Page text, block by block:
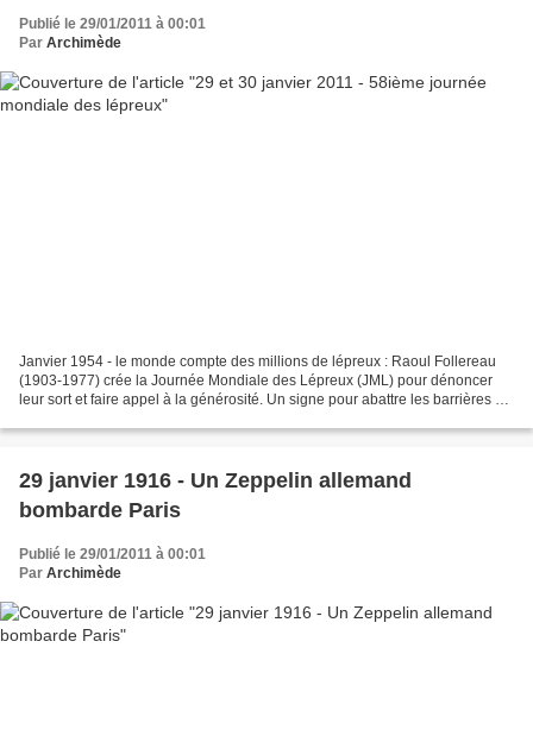
Publié le 29/01/2011 à 00:01
Par Archimède
Janvier 1954 - le monde compte des millions de lépreux : Raoul Follereau
(1903-1977) crée la Journée Mondiale des Lépreux (JML) pour dénoncer
leur sort et faire appel à la générosité. Un signe pour abattre les barrières de
29 janvier 1916 - Un Zeppelin allemand
bombarde Paris
Publié le 29/01/2011 à 00:01
Par Archimède